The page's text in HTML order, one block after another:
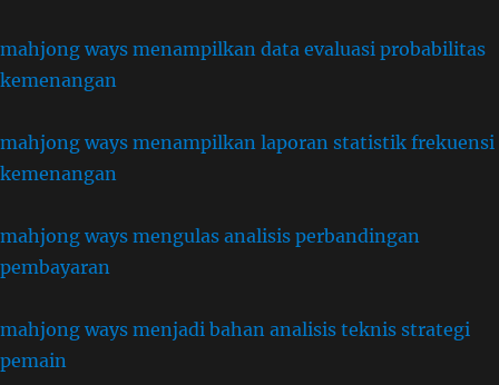
mahjong ways menampilkan data evaluasi probabilitas
kemenangan
mahjong ways menampilkan laporan statistik frekuensi
kemenangan
mahjong ways mengulas analisis perbandingan
pembayaran
mahjong ways menjadi bahan analisis teknis strategi
pemain